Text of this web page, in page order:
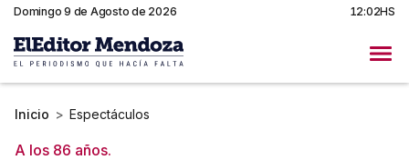
Domingo 9 de Agosto de 2026 12:02HS
Inicio > Espectáculos
A los 86 años.